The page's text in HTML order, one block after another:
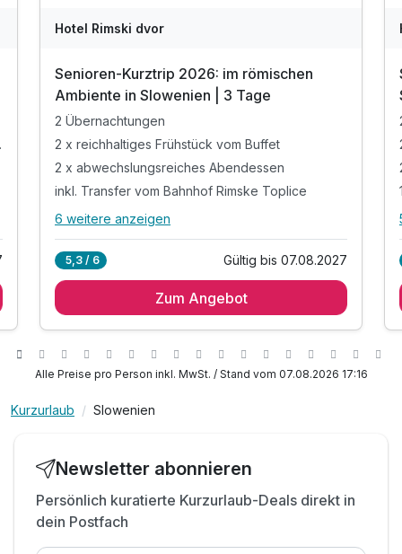
Hotel Rimski dvor
Senioren-Kurztrip 2026: im römischen
Ambiente in Slowenien | 3 Tage
2 Übernachtungen
2 x reichhaltiges Frühstück vom Buffet
2 x abwechslungsreiches Abendessen
inkl. Transfer vom Bahnhof Rimske Toplice
Alle Inklusivleistungen
2 x reichhaltiges Frühstück vom Buffet
inkl. Verleih von Wanderstöcken
inkl. ganztägiges Schwimmen am An- &
inkl. Nutzung von Bademandel & Hausschuhe
inkl. Trinkwasser aus der Amaliija Thermalquelle
inkl. W-LAN
6 weitere anzeigen
5,3 / 6 Gültig bis 07.08.2027
Zum Angebot
Alle Preise pro Person inkl. MwSt. / Stand vom 07.08.2026 17:16
Kurzurlaub Slowenien
Newsletter abonnieren
Persönlich kuratierte Kurzurlaub-Deals direkt in
dein Postfach